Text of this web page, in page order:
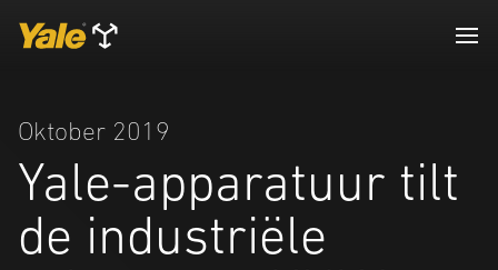
Oktober 2019
Yale-apparatuur tilt
de industriële